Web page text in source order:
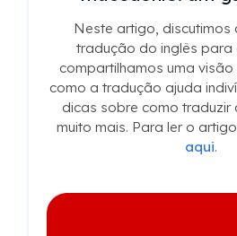
Tudo o que você
traduções certificadas
garantir que seu pedido
primeira vez. Para ler o
aqui.